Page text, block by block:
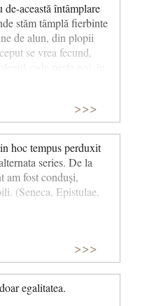
această întâmplare
stăm tâmplă fierbinte
de alun, din plopii
se vrea fecund,
cade peste noi, în
n aur fin. Pe
cade-n gură când
cuvântul. Şi nu ştim
pieziş, avântul. Ne-om
întâmplare simplă,
tâmplă fierbinte lângă
doruri - latente-n
să fie şi niciodată
>>>
hoc tempus perduxit
series. De la
am fost conduși,
(Seneca, Epistulae,
>>>
egalitatea.